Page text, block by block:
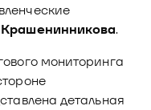
.
мониторинга
детальная